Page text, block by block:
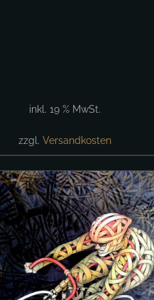
inkl. 19 % MwSt.
zzgl. Versandkosten
IN DEN WARENKORB /